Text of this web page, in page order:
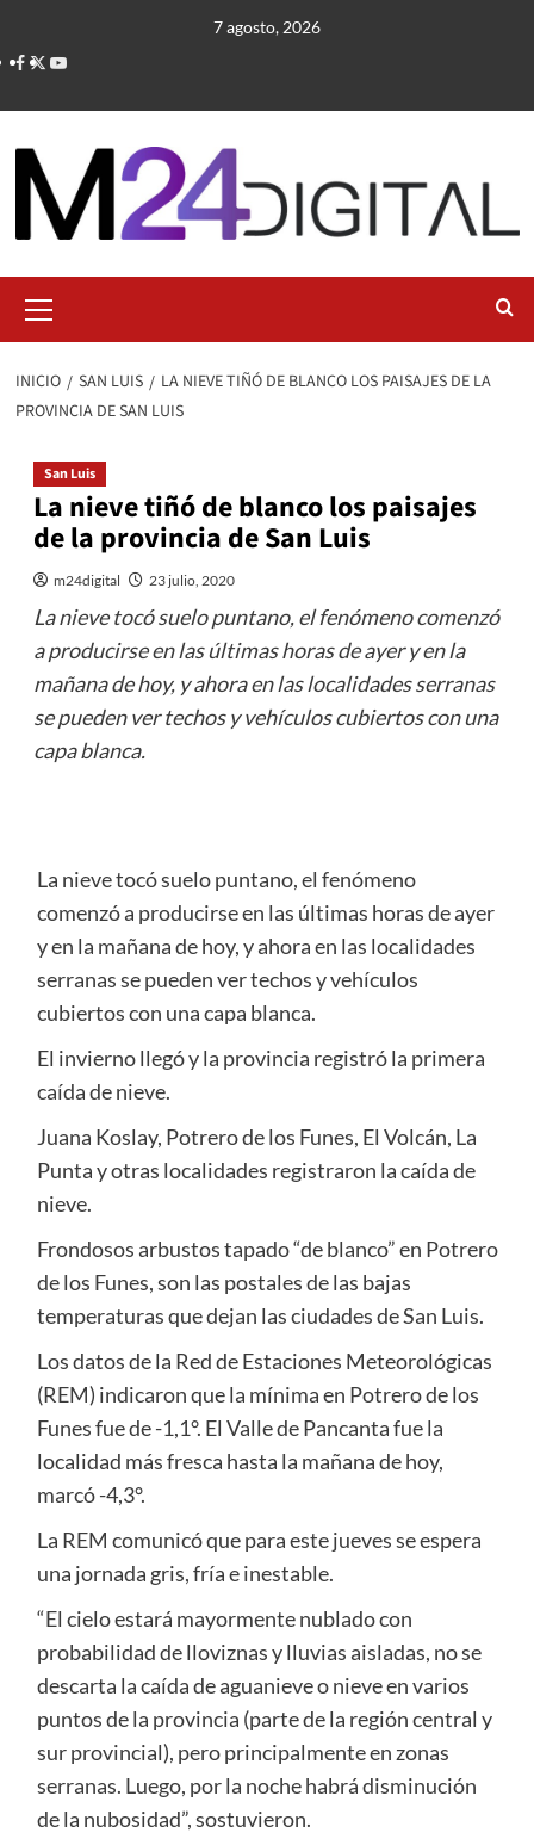
contenido
7 agosto, 2026
primario
INICIO SAN LUIS
LA NIEVE TIÑÓ DE BLANCO LOS PAISAJES DE LA
PROVINCIA DE SAN LUIS
San Luis
La nieve tiñó de blanco los paisajes
de la provincia de San Luis
m24digital 23 julio, 2020
La nieve tocó suelo puntano, el fenómeno comenzó
a producirse en las últimas horas de ayer y en la
mañana de hoy, y ahora en las localidades serranas
se pueden ver techos y vehículos cubiertos con una
capa blanca.
La nieve tocó suelo puntano, el fenómeno
comenzó a producirse en las últimas horas de ayer
y en la mañana de hoy, y ahora en las localidades
serranas se pueden ver techos y vehículos
cubiertos con una capa blanca.
El invierno llegó y la provincia registró la primera
caída de nieve.
Juana Koslay, Potrero de los Funes, El Volcán, La
Punta y otras localidades registraron la caída de
nieve.
Frondosos arbustos tapado “de blanco” en Potrero
de los Funes, son las postales de las bajas
temperaturas que dejan las ciudades de San Luis.
Los datos de la Red de Estaciones Meteorológicas
(REM) indicaron que la mínima en Potrero de los
Funes fue de -1,1°. El Valle de Pancanta fue la
localidad más fresca hasta la mañana de hoy,
marcó -4,3°.
La REM comunicó que para este jueves se espera
una jornada gris, fría e inestable.
“El cielo estará mayormente nublado con
probabilidad de lloviznas y lluvias aisladas, no se
descarta la caída de aguanieve o nieve en varios
puntos de la provincia (parte de la región central y
sur provincial), pero principalmente en zonas
serranas. Luego, por la noche habrá disminución
de la nubosidad”, sostuvieron.